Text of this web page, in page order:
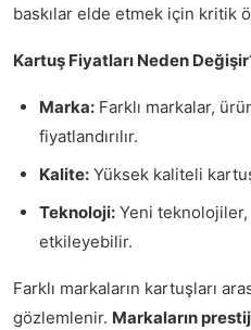
baskılar elde etmek için kritik
Kartuş Fiyatları Neden
Marka: Farklı markalar,
fiyatlandırılır.
Kalite: Yüksek kaliteli
Teknoloji: Yeni
etkileyebilir.
Farklı markaların kartuşları
gözlemlenir. Markaların